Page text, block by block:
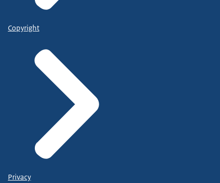
Copyright
Privacy